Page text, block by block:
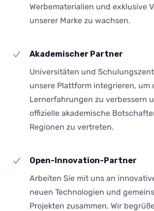
Werbematerialien und exklusive
unserer Marke zu wachsen.
Akademischer Partner
Universitäten und
unsere Plattform integrieren, um
Lernerfahrungen zu verbessern
offizielle akademische
Regionen zu vertreten.
Open-Innovation-Partner
Arbeiten Sie mit uns an
neuen Technologien und
Projekten zusammen. Wir